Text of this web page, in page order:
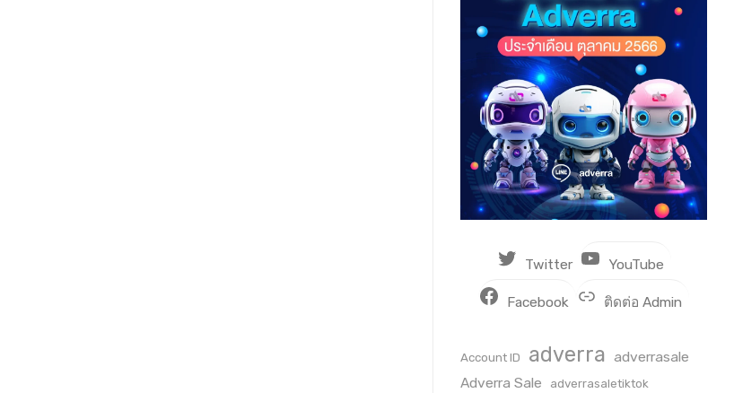
Twitter YouTube
Facebook ติดต่อ Admin
Account ID adverra adverrasale
Adverra Sale
adverrasaletiktok